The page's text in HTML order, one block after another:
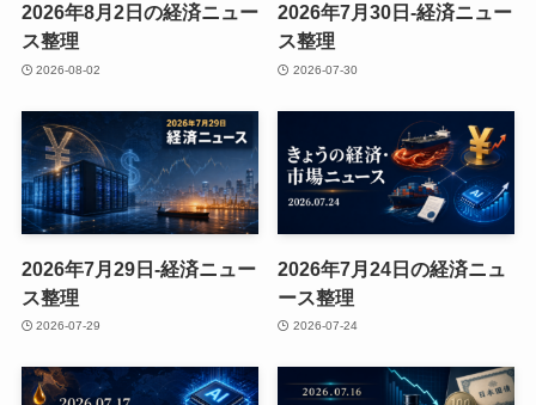
2026年8月2日の経済ニュー
ス整理
2026-08-02
2026年7月30日-経済ニュー
ス整理
2026-07-30
2026年7月29日-経済ニュー
ス整理
2026-07-29
2026年7月24日の経済ニュ
ース整理
2026-07-24